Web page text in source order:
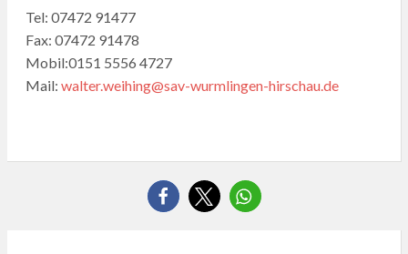
Tel: 07472 91477
Fax: 07472 91478
Mobil:0151 5556 4727
Mail: walter.weihing@sav-wurmlingen-hirschau.de